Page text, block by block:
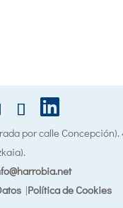
por calle
|Política de Cookies